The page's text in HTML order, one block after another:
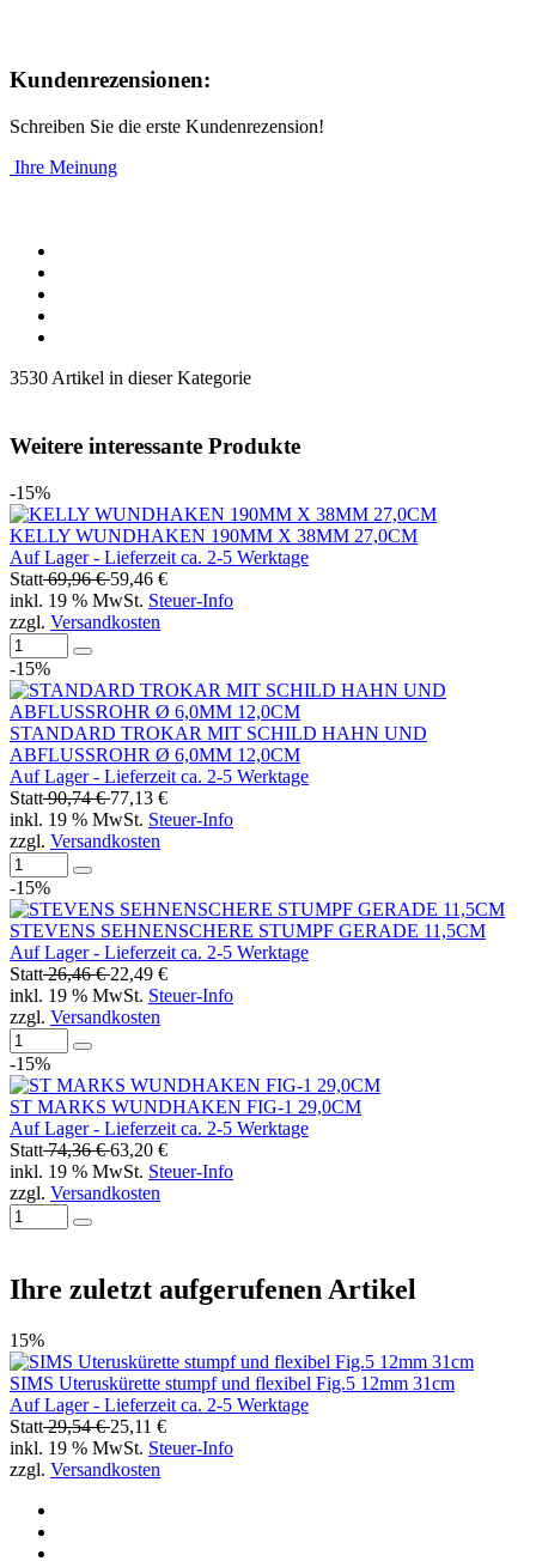
Kundenrezensionen:
Schreiben Sie die erste Kundenrezension!
Ihre Meinung
3530 Artikel in dieser Kategorie
Weitere interessante Produkte
-15%
KELLY WUNDHAKEN 190MM X 38MM 27,0CM
Auf Lager - Lieferzeit ca. 2-5 Werktage
Statt69,96 €59,46 €
inkl. 19 % MwSt. Steuer-Info
zzgl. Versandkosten
-15%
STANDARD TROKAR MIT SCHILD HAHN UND
ABFLUSSROHR Ø 6,0MM 12,0CM
Auf Lager - Lieferzeit ca. 2-5 Werktage
Statt90,74 €77,13 €
inkl. 19 % MwSt. Steuer-Info
zzgl. Versandkosten
-15%
STEVENS SEHNENSCHERE STUMPF GERADE 11,5CM
Auf Lager - Lieferzeit ca. 2-5 Werktage
Statt26,46 €22,49 €
inkl. 19 % MwSt. Steuer-Info
zzgl. Versandkosten
-15%
ST MARKS WUNDHAKEN FIG-1 29,0CM
Auf Lager - Lieferzeit ca. 2-5 Werktage
Statt74,36 €63,20 €
inkl. 19 % MwSt. Steuer-Info
zzgl. Versandkosten
Ihre zuletzt aufgerufenen Artikel
15%
SIMS Uteruskürette stumpf und flexibel Fig.5 12mm 31cm
Auf Lager - Lieferzeit ca. 2-5 Werktage
Statt29,54 €25,11 €
inkl. 19 % MwSt. Steuer-Info
zzgl. Versandkosten